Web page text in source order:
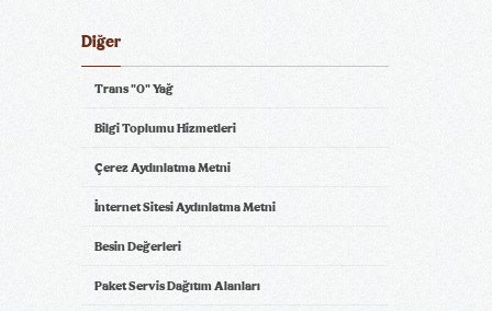
Brioche®Menü
BK Steakhouse Burger ®
Menü
Köfteburger® Menü
Diğer
Trans "0" Yağ
Bilgi Toplumu Hizmetleri
Çerez Aydınlatma Metni
İnternet Sitesi Aydınlatma Metni
Besin Değerleri
Paket Servis Dağıtım Alanları